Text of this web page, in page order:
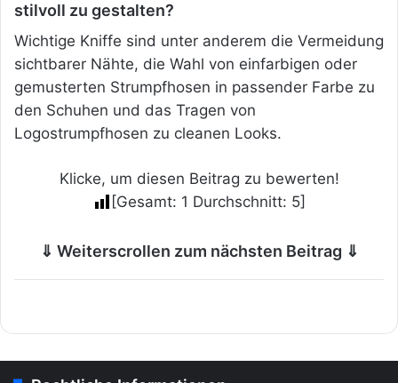
stilvoll zu gestalten?
Wichtige Kniffe sind unter anderem die Vermeidung
sichtbarer Nähte, die Wahl von einfarbigen oder
gemusterten Strumpfhosen in passender Farbe zu
den Schuhen und das Tragen von
Logostrumpfhosen zu cleanen Looks.
Klicke, um diesen Beitrag zu bewerten!
[Gesamt: 1 Durchschnitt: 5]
⇓ Weiterscrollen zum nächsten Beitrag ⇓